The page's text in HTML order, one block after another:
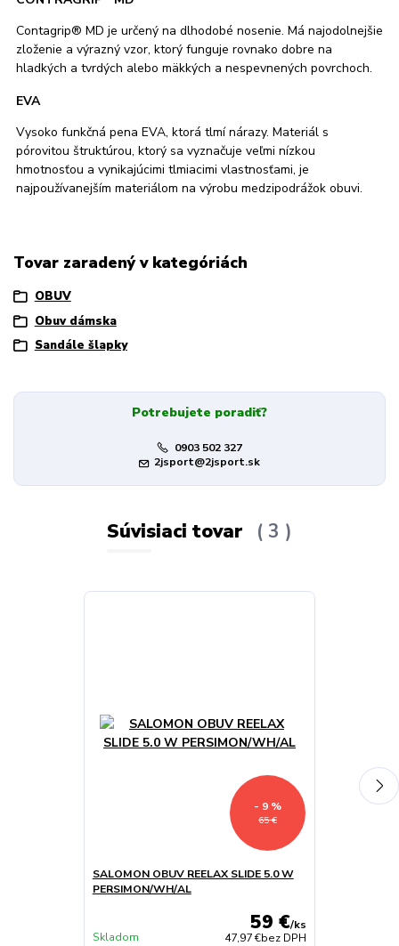
Contagrip® MD je určený na dlhodobé nosenie. Má najodolnejšie
zloženie a výrazný vzor, ktorý funguje rovnako dobre na
hladkých a tvrdých alebo mäkkých a nespevnených povrchoch.
EVA
Vysoko funkčná pena EVA, ktorá tlmí nárazy. Materiál s
pórovitou štruktúrou, ktorý sa vyznačuje veľmi nízkou
hmotnosťou a vynikajúcimi tlmiacimi vlastnosťami, je
najpoužívanejším materiálom na výrobu medzipodrážok obuvi.
Tovar zaradený v kategóriách
OBUV
Obuv dámska
Sandále šlapky
Potrebujete poradiť?
0903 502 327
2jsport@2jsport.sk
Súvisiaci tovar 3
65 €
- 9 %
SALOMON OBUV REELAX SLIDE 5.0 W
PERSIMON/WH/AL
59 €/ks
47,97 €bez DPH
Skladom